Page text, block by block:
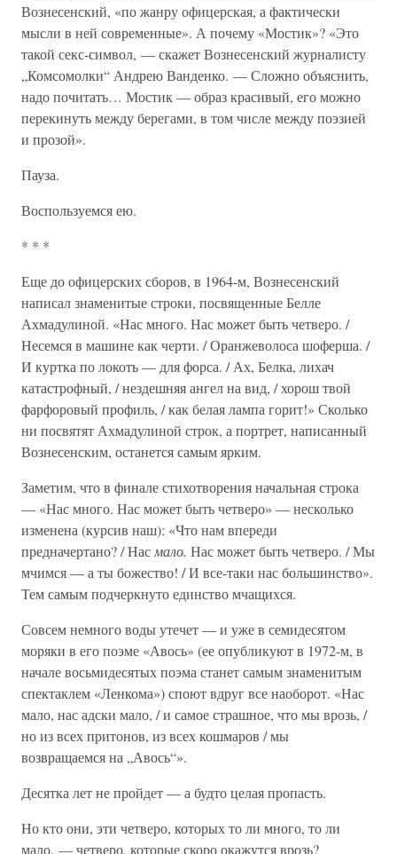
Вознесенский, «по жанру офицерская, а фактически
мысли в ней современные». А почему «Мостик»? «Это
такой секс-символ, — скажет Вознесенский журналисту
„Комсомолки“ Андрею Ванденко. — Сложно объяснить,
надо почитать… Мостик — образ красивый, его можно
перекинуть между берегами, в том числе между поэзией
и прозой».
Пауза.
Воспользуемся ею.
* * *
Еще до офицерских сборов, в 1964-м, Вознесенский
написал знаменитые строки, посвященные Белле
Ахмадулиной. «Нас много. Нас может быть четверо. /
Несемся в машине как черти. / Оранжеволоса шоферша. /
И куртка по локоть — для форса. / Ах, Белка, лихач
катастрофный, / нездешняя ангел на вид, / хорош твой
фарфоровый профиль, / как белая лампа горит!» Сколько
ни посвятят Ахмадулиной строк, а портрет, написанный
Вознесенским, останется самым ярким.
Заметим, что в финале стихотворения начальная строка
— «Нас много. Нас может быть четверо» — несколько
изменена (курсив наш): «Что нам впереди
предначертано? / Нас мало. Нас может быть четверо. / Мы
мчимся — а ты божество! / И все-таки нас большинство».
Тем самым подчеркнуто единство мчащихся.
Совсем немного воды утечет — и уже в семидесятом
моряки в его поэме «Авось» (ее опубликуют в 1972-м, в
начале восьмидесятых поэма станет самым знаменитым
спектаклем «Ленкома») споют вдруг все наоборот. «Нас
мало, нас адски мало, / и самое страшное, что мы врозь, /
но из всех притонов, из всех кошмаров / мы
возвращаемся на „Авось“».
Десятка лет не пройдет — а будто целая пропасть.
Но кто они, эти четверо, которых то ли много, то ли
мало, — четверо, которые скоро окажутся врозь?